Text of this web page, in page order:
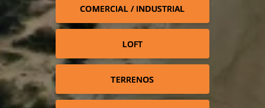
COMERCIAL / INDUSTRIAL
LOFT
TERRENOS